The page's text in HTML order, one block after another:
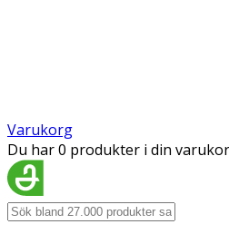
Varukorg
Du har 0 produkter i din